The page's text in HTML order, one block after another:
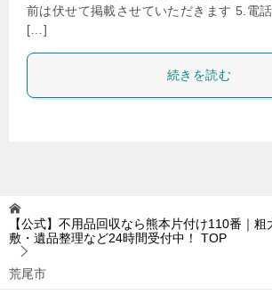
前は伏せて掲載させていただきます 5.電
[…]
続きを読む
【公式】不用品回収なら熊本片付け110番｜
敷・遺品整理など24時間受付中！
TOP
荒尾市